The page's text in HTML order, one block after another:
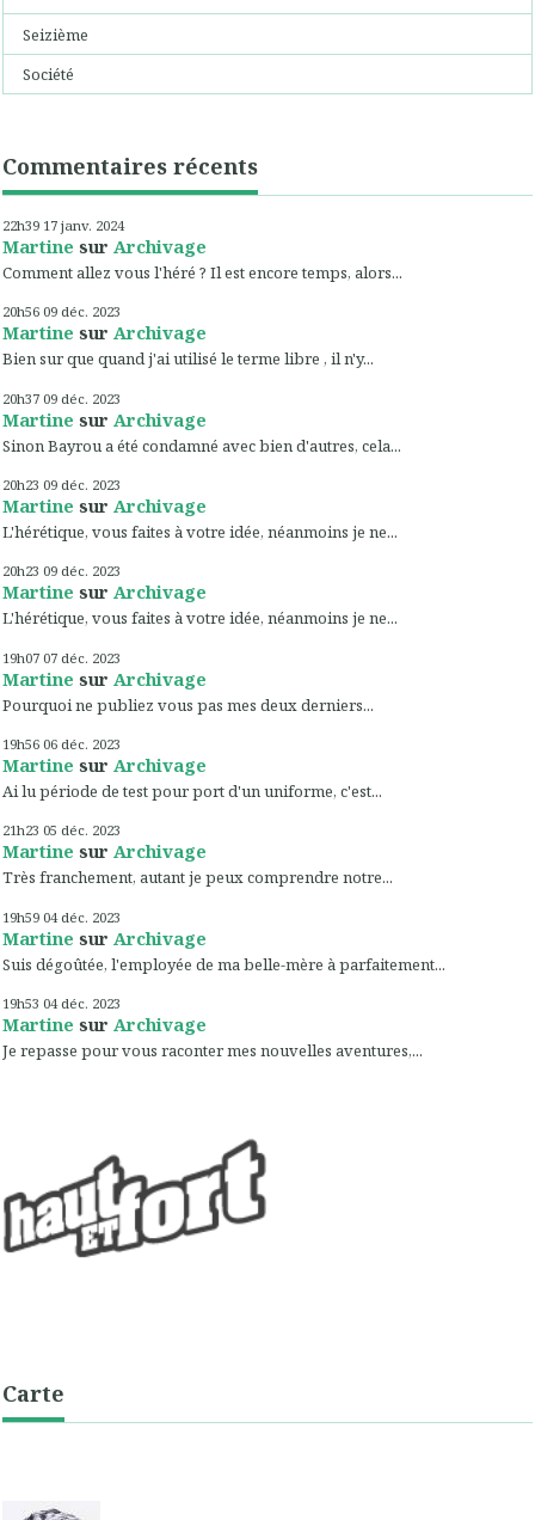
Seizième
Société
Commentaires récents
22h39 17 janv. 2024
Martine sur Archivage
Comment allez vous l'héré ? Il est encore temps, alors...
20h56 09 déc. 2023
Martine sur Archivage
Bien sur que quand j'ai utilisé le terme libre , il n'y...
20h37 09 déc. 2023
Martine sur Archivage
Sinon Bayrou a été condamné avec bien d'autres, cela...
20h23 09 déc. 2023
Martine sur Archivage
L'hérétique, vous faites à votre idée, néanmoins je ne...
20h23 09 déc. 2023
Martine sur Archivage
L'hérétique, vous faites à votre idée, néanmoins je ne...
19h07 07 déc. 2023
Martine sur Archivage
Pourquoi ne publiez vous pas mes deux derniers...
19h56 06 déc. 2023
Martine sur Archivage
Ai lu période de test pour port d'un uniforme, c'est...
21h23 05 déc. 2023
Martine sur Archivage
Très franchement, autant je peux comprendre notre...
19h59 04 déc. 2023
Martine sur Archivage
Suis dégoûtée, l'employée de ma belle-mère à parfaitement...
19h53 04 déc. 2023
Martine sur Archivage
Je repasse pour vous raconter mes nouvelles aventures,...
Carte